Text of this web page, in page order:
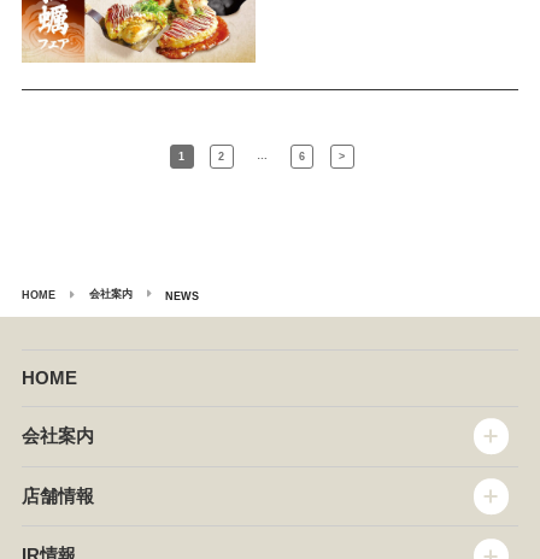
1 2 … 6 >
HOME 会社案内 NEWS
HOME
会社案内
企業情報
店舗情報